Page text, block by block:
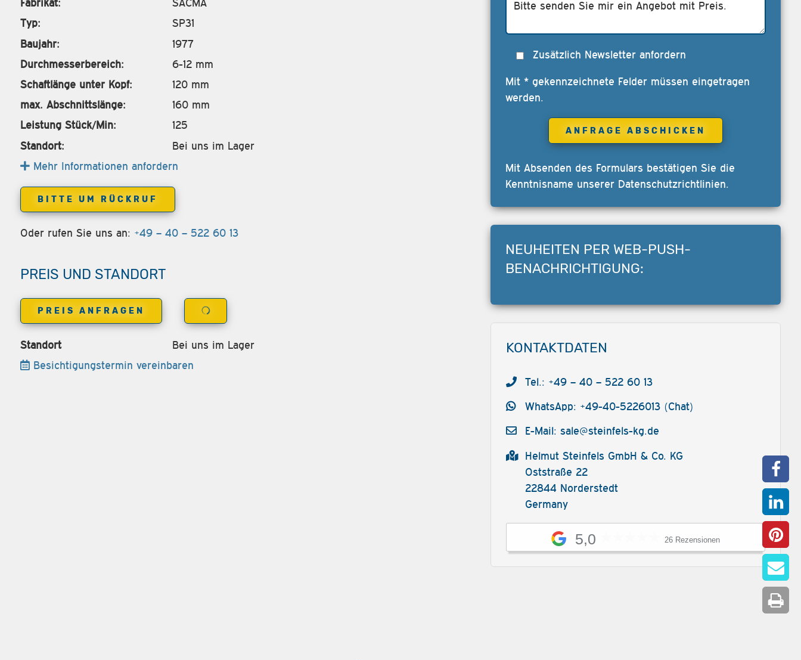
Fabrikat:
SACMA
Typ:
SP31
Baujahr:
1977
Durchmesserbereich:
6-12 mm
Schaftlänge unter Kopf:
120 mm
max. Abschnittslänge:
160 mm
Leistung Stück/Min:
125
Standort:
Bei uns im Lager
Mehr Informationen anfordern
BITTE UM RÜCKRUF
Oder rufen Sie uns an: +49 – 40 – 522 60 13
PREIS UND STANDORT
PREIS ANFRAGEN
Standort
Bei uns im Lager
Besichtigungstermin vereinbaren
Zusätzlich Newsletter anfordern
Mit * gekennzeichnete Felder müssen eingetragen
werden.
Mit Absenden des Formulars bestätigen Sie die
Kenntnisname unserer Datenschutzrichtlinien.
NEUHEITEN PER WEB-PUSH-
BENACHRICHTIGUNG:
KONTAKTDATEN
Tel.: +49 – 40 – 522 60 13
WhatsApp: +49-40-5226013 (Chat)
E-Mail:sale@steinfels-kg.de
Helmut Steinfels GmbH & Co. KG
Oststraße 22
22844 Norderstedt
Germany
5,0 26 Rezensionen